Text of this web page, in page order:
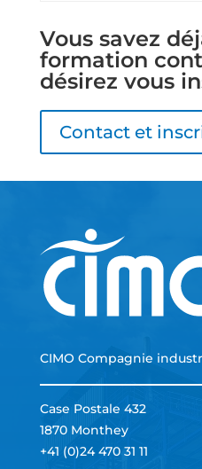
Vous savez
formation
désirez vous
Contact et
CIMO Compagnie
Case Postale 432
1870 Monthey
+41 (0)24 470 31 11